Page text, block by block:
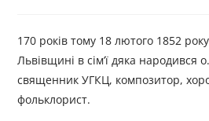
170 років тому 18 лютого 1852
Львівщині в сім’ї дяка народився
священник УГКЦ, композитор,
фольклорист.